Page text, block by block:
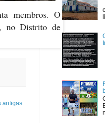
membros. O
no Distrito de
antigas